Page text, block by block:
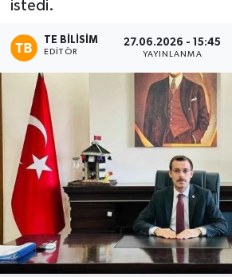
istedi.
TE BILISIM
EDITÖR
27.06.2026 - 15:45
YAYINLANMA